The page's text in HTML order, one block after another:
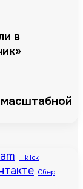
в
TikTok
Сбер